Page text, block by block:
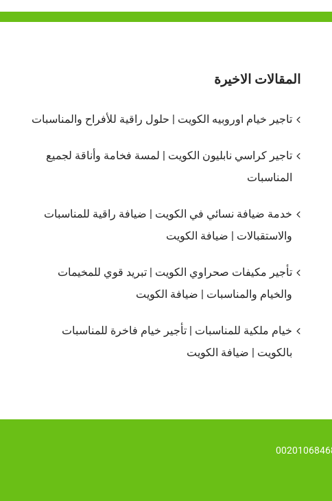
المقالات الاخيرة
تاجير خيام اوروبيه الكويت | حلول راقية للأفراح والمناسبات
تاجير كراسي نابليون الكويت | لمسة فخامة وأناقة لجميع
المناسبات
خدمة ضيافة نسائي في الكويت | ضيافة راقية للمناسبات
والاستقبالات | ضيافة الكويت
تأجير مكيفات صحراوي الكويت | تبريد قوي للمخيمات
والخيام والمناسبات | ضيافة الكويت
خيام ملكية للمناسبات | تأجير خيام فاخرة للمناسبات
بالكويت | ضيافة الكويت